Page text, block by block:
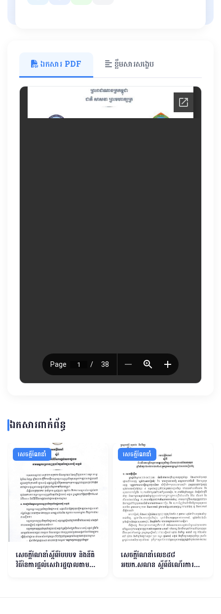
ឯកសារ PDF ខ្លឹមសារសង្ខេប
ឯកសារពាក់ព័ន្ធ
សេចក្ដីណែនាំ
សេចក្ដីណែនាំស្ដីពីបែបបទ និងនីតិ
វិធីនៃការផ្ដល់សេវារដ្ឋបាលតាមយន្ដ
សេចក្ដីណែនាំ
សេចក្តីណែនាំលេខ៥៨
អយក.សណន ស្តីពីដំណើរការគ្រឹះ